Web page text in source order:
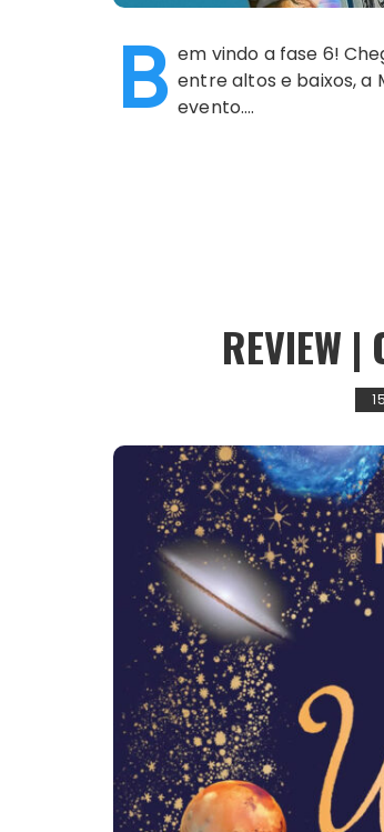
B em vindo a fase 6!
entre altos e baixos,
evento….
REVIEW |